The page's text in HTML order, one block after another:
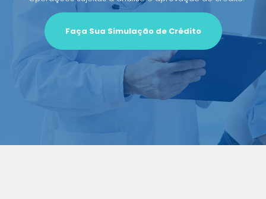
Faça Sua Simulação de Crédito